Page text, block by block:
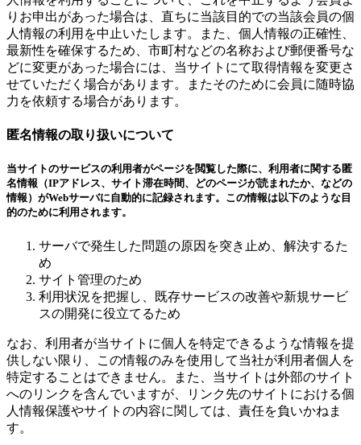
りお申出があった場合は、直ちに当該目的での当該会員の個
人情報の利用を中止いたします。また、個人情報の正確性、
最新性を確保するため、市町村などの名称および郵便番号な
どに変更があった場合には、当サイトにて取得情報を変更さ
せていただく場合があります。またそのために会員に随時協
力を依頼する場合があります。
匿名情報の取り扱いについて
当サイトのサービスの利用者がページを閲覧した際に、利用者に関する匿
名情報（IPアドレス、サイト滞在時間、どのページが読まれたか、などの
情報）がWebサーバに自動的に記録されます。この情報は以下のような目
的のために利用されます。
サーバで発生した問題の原因を突き止め、解決するた
め
サイト管理のため
利用状況を把握し、既存サービスの改善や新規サービ
スの開発に役立てるため
なお、利用者が当サイトに個人を特定できるような情報を提
供しない限り、この情報のみを使用して当社が利用者個人を
特定することはできません。また、当サイトは外部のサイト
へのリンクを含んでいますが、リンク先のサイトにおける個
人情報保護やサイトの内容に関しては、責任を負いかねま
す。